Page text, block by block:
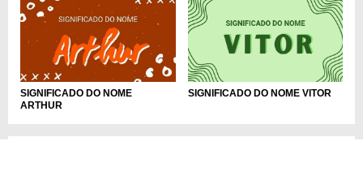
SIGNIFICADO DO NOME
ARTHUR
SIGNIFICADO DO NOME VITOR